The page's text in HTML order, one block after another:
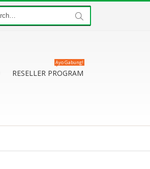
RESELLER PROGRAM
Ayo Gabung!